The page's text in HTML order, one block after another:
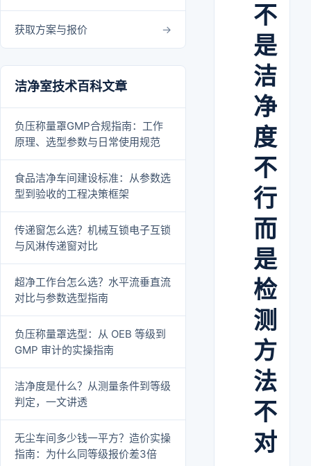
获取方案与报价
洁净室技术百科文章
负压称量罩GMP合规指南：工作
原理、选型参数与日常使用规范
食品洁净车间建设标准：从参数选
型到验收的工程决策框架
传递窗怎么选？机械互锁电子互锁
与风淋传递窗对比
超净工作台怎么选？水平流垂直流
对比与参数选型指南
负压称量罩选型：从 OEB 等级到
GMP 审计的实操指南
洁净度是什么？从测量条件到等级
判定，一文讲透
无尘车间多少钱一平方？造价实操
指南：为什么同等级报价差3倍
不
是
洁
净
度
不
行
而
是
检
测
方
法
不
对